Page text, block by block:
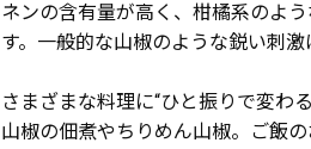
ネンの含有量が高く、柑橘系のよ
す。一般的な山椒のような鋭い刺
さまざまな料理に“ひと振りで変わ
山椒の佃煮やちりめん山椒。ご飯